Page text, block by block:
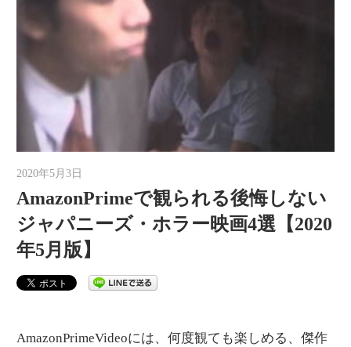
い。
2020年5月3日
AmazonPrimeで観られる後悔しない
ジャパニーズ・ホラー映画4選【2020
年5月版】
AmazonPrimeVideoには、何度観ても楽しめる、傑作